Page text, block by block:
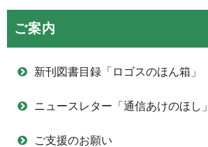
ご案内
新刊図書目録「ロゴスのほん箱」
ニュースレター「通信あけのほし」
ご支援のお願い